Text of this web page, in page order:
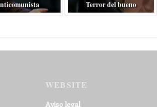
Terror del bueno
WEBSITE
Aviso legal